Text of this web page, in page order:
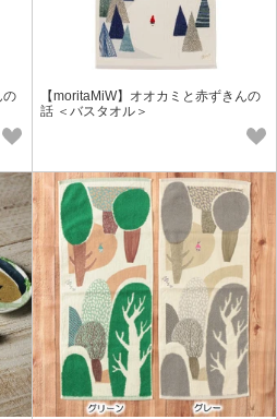
の
【moritaMiW】オオカミと赤ずきんの
話 ＜バスタオル＞